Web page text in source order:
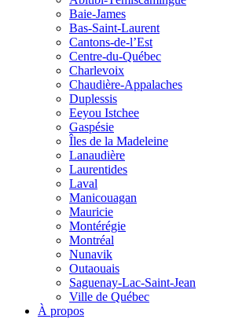
Baie-James
Bas-Saint-Laurent
Cantons-de-l’Est
Centre-du-Québec
Charlevoix
Chaudière-Appalaches
Duplessis
Eeyou Istchee
Gaspésie
Îles de la Madeleine
Lanaudière
Laurentides
Laval
Manicouagan
Mauricie
Montérégie
Montréal
Nunavik
Outaouais
Saguenay-Lac-Saint-Jean
Ville de Québec
À propos